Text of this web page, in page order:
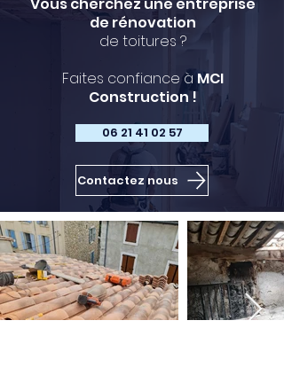
de rénovation
de toitures ?
Faites confiance à MCI
Construction !
06 21 41 02 57
Contactez nous